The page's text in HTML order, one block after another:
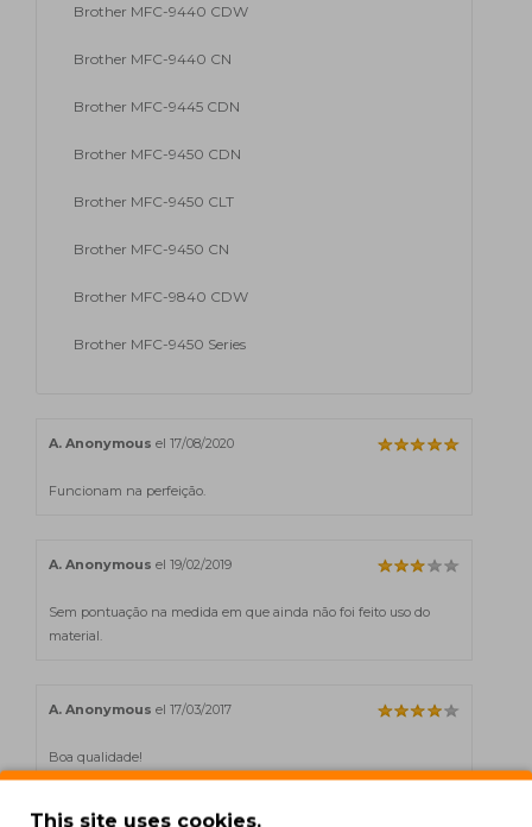
Brother MFC-9440 CDW
Brother MFC-9440 CN
Brother MFC-9445 CDN
Brother MFC-9450 CDN
Brother MFC-9450 CLT
Brother MFC-9450 CN
Brother MFC-9840 CDW
Brother MFC-9450 Series
A. Anonymous el 17/08/2020
Funcionam na perfeição.
A. Anonymous el 19/02/2019
Sem pontuação na medida em que ainda não foi feito uso do
material.
A. Anonymous el 17/03/2017
Boa qualidade!
This site uses cookies.